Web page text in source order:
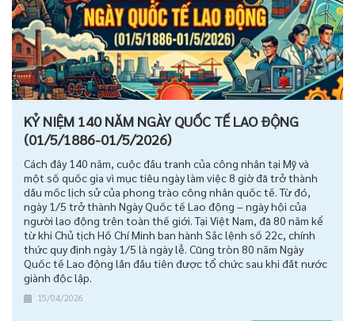
KỶ NIỆM 140 NĂM NGÀY QUỐC TẾ LAO ĐỘNG
(01/5/1886-01/5/2026)
Cách đây 140 năm, cuộc đấu tranh của công nhân tại Mỹ và
một số quốc gia vì mục tiêu ngày làm việc 8 giờ đã trở thành
dấu mốc lịch sử của phong trào công nhân quốc tế. Từ đó,
ngày 1/5 trở thành Ngày Quốc tế Lao động – ngày hội của
người lao động trên toàn thế giới. Tại Việt Nam, đã 80 năm kể
từ khi Chủ tịch Hồ Chí Minh ban hành Sắc lệnh số 22c, chính
thức quy định ngày 1/5 là ngày lễ. Cũng tròn 80 năm Ngày
Quốc tế Lao động lần đầu tiên được tổ chức sau khi đất nước
giành độc lập.
15/04/2026